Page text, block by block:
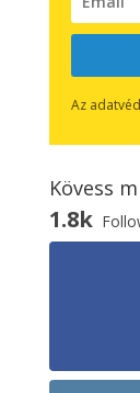
Az
Kövess
1.8k